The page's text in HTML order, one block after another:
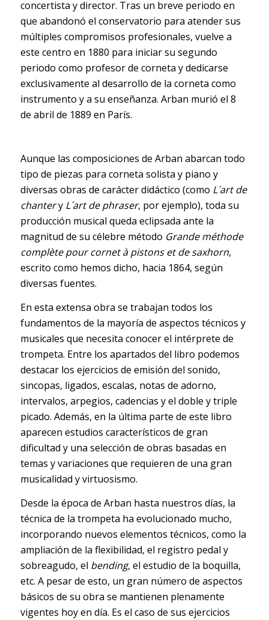
concertista y director. Tras un breve periodo en
que abandonó el conservatorio para atender sus
múltiples compromisos profesionales, vuelve a
este centro en 1880 para iniciar su segundo
periodo como profesor de corneta y dedicarse
exclusivamente al desarrollo de la corneta como
instrumento y a su enseñanza. Arban murió el 8
de abril de 1889 en París.
Aunque las composiciones de Arban abarcan todo
tipo de piezas para corneta solista y piano y
diversas obras de carácter didáctico (como L´art de
chantery L´art de phraser, por ejemplo), toda su
producción musical queda eclipsada ante la
magnitud de su célebre método Grande méthode
complète pour cornet à pistons et de saxhorn,
escrito como hemos dicho, hacia 1864, según
diversas fuentes.
En esta extensa obra se trabajan todos los
fundamentos de la mayoría de aspectos técnicos y
musicales que necesita conocer el intérprete de
trompeta. Entre los apartados del libro podemos
destacar los ejercicios de emisión del sonido,
sincopas, ligados, escalas, notas de adorno,
intervalos, arpegios, cadencias y el doble y triple
picado. Además, en la última parte de este libro
aparecen estudios característicos de gran
dificultad y una selección de obras basadas en
temas y variaciones que requieren de una gran
musicalidad y virtuosismo.
Desde la época de Arban hasta nuestros días, la
técnica de la trompeta ha evolucionado mucho,
incorporando nuevos elementos técnicos, como la
ampliación de la flexibilidad, el registro pedal y
sobreagudo, el bending, el estudio de la boquilla,
etc. A pesar de esto, un gran número de aspectos
básicos de su obra se mantienen plenamente
vigentes hoy en día. Es el caso de sus ejercicios